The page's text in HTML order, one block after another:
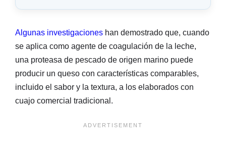
Algunas investigaciones han demostrado que, cuando
se aplica como agente de coagulación de la leche,
una proteasa de pescado de origen marino puede
producir un queso con características comparables,
incluido el sabor y la textura, a los elaborados con
cuajo comercial tradicional.